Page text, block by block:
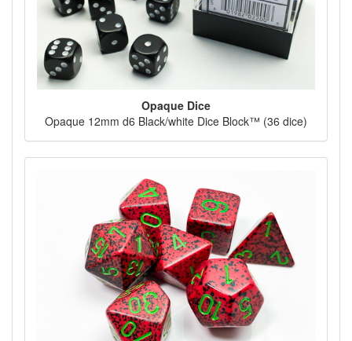
Opaque Dice
Opaque 12mm d6 Black/white Dice Block™ (36 dice)